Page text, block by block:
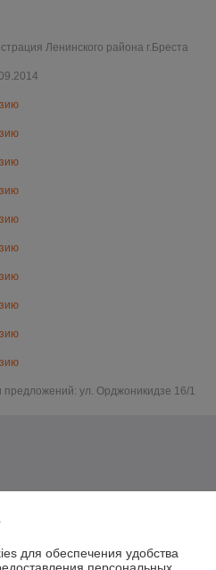
Ленинского района г.Бреста
предложений: ул. Орджоникидзе 16/1
для обеспечения удобства